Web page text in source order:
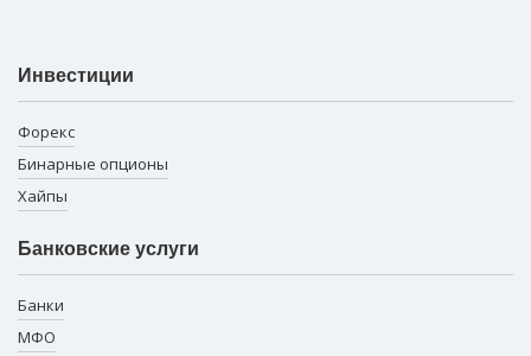
Инвестиции
Форекс
Бинарные опционы
Хайпы
Банковские услуги
Банки
МФО